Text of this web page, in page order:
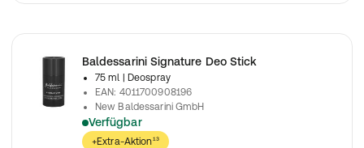
Baldessarini Signature Deo Stick
75 ml
| Deospray
EAN: 4011700908196
New Baldessarini GmbH
Verfügbar
Der SIGNATURE Deo Stick sch&uuml;tzt zuverl&auml;ssig
+Extra-Aktion¹³